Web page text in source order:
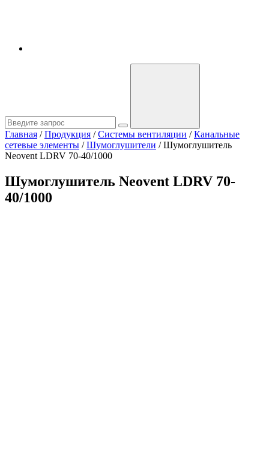
Главная / Продукция / Системы вентиляции / Канальные
сетевые элементы / Шумоглушители /Шумоглушитель
Neovent LDRV 70-40/1000
Шумоглушитель Neovent LDRV 70-
40/1000